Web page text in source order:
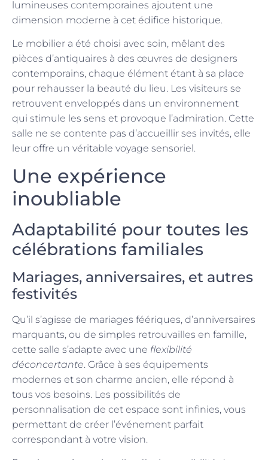
lumineuses contemporaines ajoutent une
dimension moderne à cet édifice historique.
Le mobilier a été choisi avec soin, mêlant des
pièces d’antiquaires à des œuvres de designers
contemporains, chaque élément étant à sa place
pour rehausser la beauté du lieu. Les visiteurs se
retrouvent enveloppés dans un environnement
qui stimule les sens et provoque l’admiration. Cette
salle ne se contente pas d’accueillir ses invités, elle
leur offre un véritable voyage sensoriel.
Une expérience
inoubliable
Adaptabilité pour toutes les
célébrations familiales
Mariages, anniversaires, et autres
festivités
Qu’il s’agisse de mariages féériques, d’anniversaires
marquants, ou de simples retrouvailles en famille,
cette salle s’adapte avec une flexibilité
déconcertante. Grâce à ses équipements
modernes et son charme ancien, elle répond à
tous vos besoins. Les possibilités de
personnalisation de cet espace sont infinies, vous
permettant de créer l’événement parfait
correspondant à votre vision.